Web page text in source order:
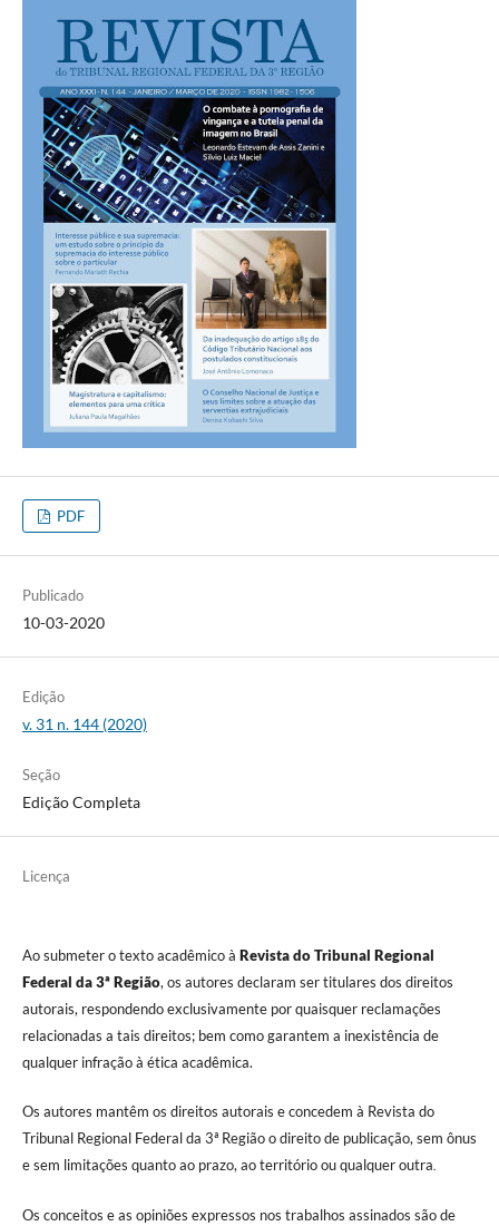
PDF
Publicado
10-03-2020
Edição
v. 31 n. 144 (2020)
Seção
Edição Completa
Licença
Ao submeter o texto acadêmico à Revista do Tribunal Regional
Federal da 3ª Região, os autores declaram ser titulares dos direitos
autorais, respondendo exclusivamente por quaisquer reclamações
relacionadas a tais direitos; bem como garantem a inexistência de
qualquer infração à ética acadêmica.
Os autores mantêm os direitos autorais e concedem à Revista do
Tribunal Regional Federal da 3ª Região o direito de publicação, sem ônus
e sem limitações quanto ao prazo, ao território ou qualquer outra.
Os conceitos e as opiniões expressos nos trabalhos assinados são de